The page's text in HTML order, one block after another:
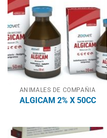
ANIMALES DE COMPAÑIA
ALGICAM 2% X 50CC